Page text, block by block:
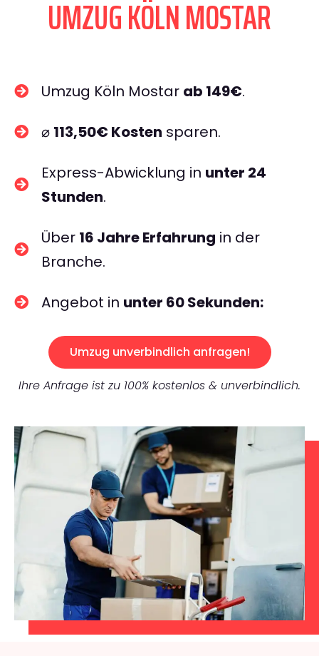
UMZUG KÖLN MOSTAR
Umzug Köln Mostar ab 149€.
⌀ 113,50€ Kosten sparen.
Express-Abwicklung in unter 24
Stunden.
Über 16 Jahre Erfahrung in der
Branche.
Angebot in unter 60 Sekunden:
Umzug unverbindlich anfragen!
Ihre Anfrage ist zu 100% kostenlos & unverbindlich.